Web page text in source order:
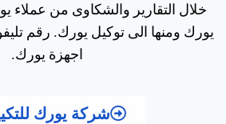
خلال التقارير والشكاوى من عملاء
يورك ومنها الى توكيل يورك. رقم
اجهزة يورك.
شركة يورك